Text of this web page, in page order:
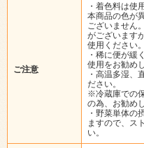
ご注意
・着色料は使
本商品の色が
ございません
がございます
使用ください。
・稀に便が緩
使用をお勧め
・高温多湿、
ださい。
※冷蔵庫での
の為、お勧め
・野菜単体の
ますので、ス
い。